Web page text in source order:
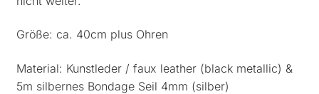
Größe: ca. 40cm plus Ohren
Material: Kunstleder / faux leather (black metallic) &
5m silbernes Bondage Seil 4mm (silber)